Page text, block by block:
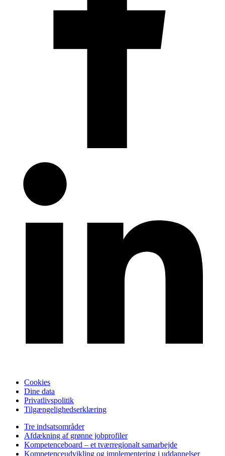
Cookies
Dine data
Privatlivspolitik
Tilgængelighedserklæring
Tre indsatsområder
Afdækning af grønne jobprofiler
Kompetenceboard – et tværregionalt samarbejde
Kompetenceudvikling og implementering i uddannelser